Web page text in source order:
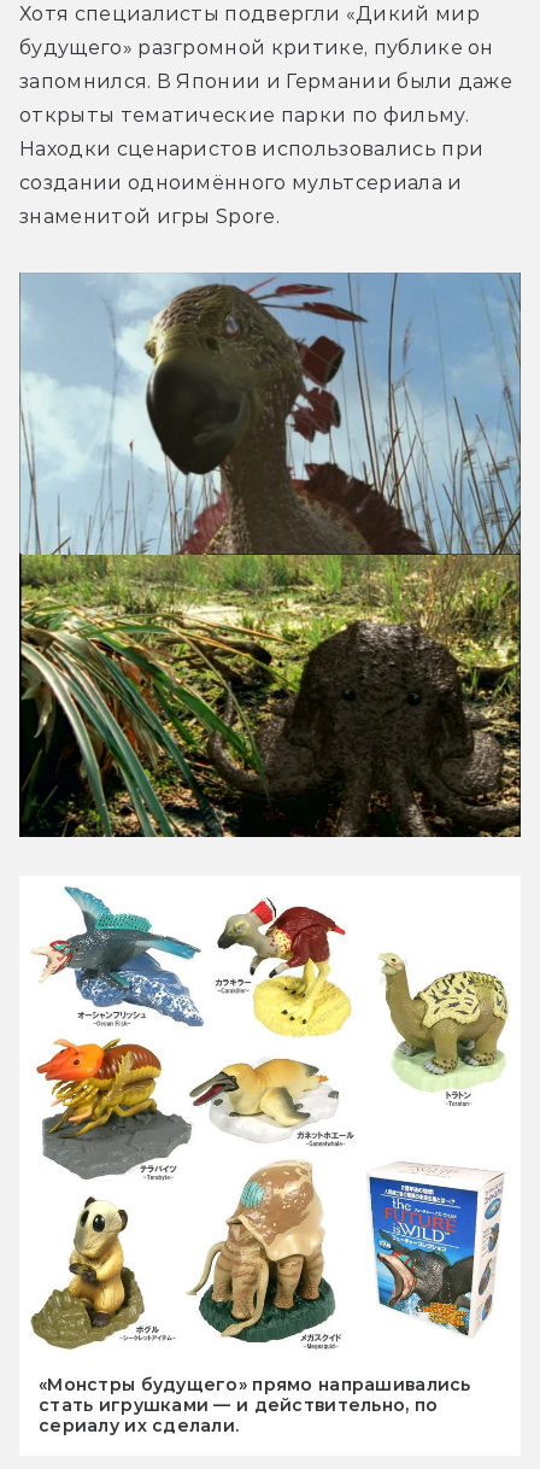
Хотя специалисты подвергли «Дикий мир
будущего» разгромной критике, публике он
запомнился. В Японии и Германии были даже
открыты тематические парки по фильму.
Находки сценаристов использовались при
создании одноимённого мультсериала и
знаменитой игры Spore.
«Монстры будущего» прямо напрашивались
стать игрушками — и действительно, по
сериалу их сделали.